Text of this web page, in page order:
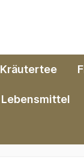
Kräutertee
Lebensmittel